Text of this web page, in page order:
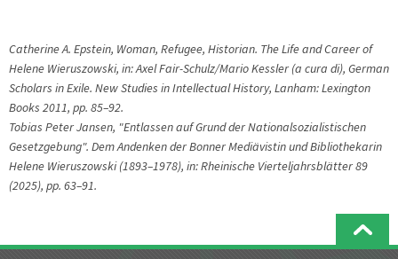
Catherine A. Epstein, Woman, Refugee, Historian. The Life and Career of
Helene Wieruszowski, in: Axel Fair-Schulz/Mario Kessler (a cura di), German
Scholars in Exile. New Studies in Intellectual History, Lanham: Lexington
Books 2011, pp. 85–92.
Tobias Peter Jansen, "Entlassen auf Grund der Nationalsozialistischen
Gesetzgebung". Dem Andenken der Bonner Mediävistin und Bibliothekarin
Helene Wieruszowski (1893–1978), in: Rheinische Vierteljahrsblätter 89
(2025), pp. 63–91.